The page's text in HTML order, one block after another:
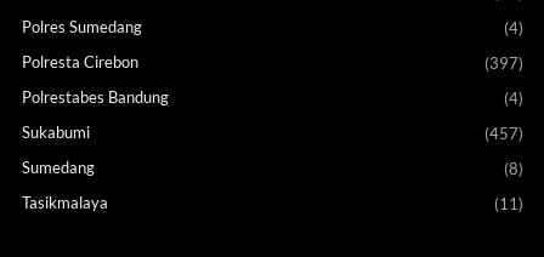
Polres Sumedang
(4)
Polresta Cirebon
(397)
Polrestabes Bandung
(4)
Sukabumi
(457)
Sumedang
(8)
Tasikmalaya
(11)